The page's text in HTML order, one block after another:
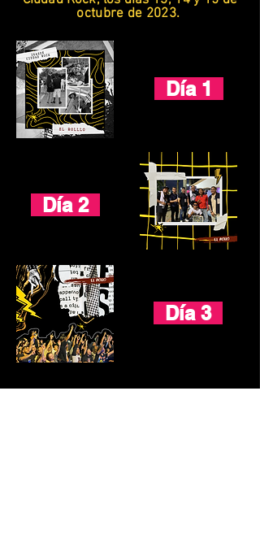
octubre de 2023.
Día 1
Día 2
Día 3